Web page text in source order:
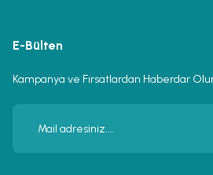
E-Bülten
Kampanya ve Fırsatlardan Haberdar